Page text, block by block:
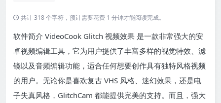
共计 318 个字符，预计需要花费 1 分钟才能阅读完成。
软件简介 VideoCook Glitch 视频效果 是一款非常强大的安
卓视频编辑工具，它为用户提供了丰富多样的视觉特效、滤
镜以及音频编辑功能，适合任何想要创作具有独特风格视频
的用户。无论你是喜欢复古 VHS 风格、迷幻效果，还是电
子失真风格，GlitchCam 都能提供完美的支持。而且，强大